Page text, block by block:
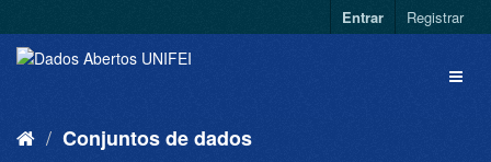
Entrar Registrar
Conjuntos de dados